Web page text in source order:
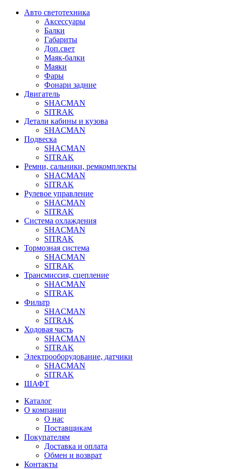
Авто светотехника
Аксессуары
Балки
Габариты
Доп.свет
Маяк-балки
Маяки
Фары
Фонари задние
Двигатель
SHACMAN
SITRAK
Детали кабины и кузова
SHACMAN
Подвеска
SHACMAN
SITRAK
Ремни, сальники, ремкомплекты
SHACMAN
SITRAK
Рулевое управление
SHACMAN
SITRAK
Система охлаждения
SHACMAN
SITRAK
Тормозная система
SHACMAN
SITRAK
Трансмиссия, сцепление
SHACMAN
SITRAK
Фильтр
SHACMAN
SITRAK
Ходовая часть
SHACMAN
SITRAK
Электрооборудование, датчики
SHACMAN
SITRAK
ШАФТ
Каталог
О компании
О нас
Поставщикам
Покупателям
Доставка и оплата
Обмен и возврат
Контакты